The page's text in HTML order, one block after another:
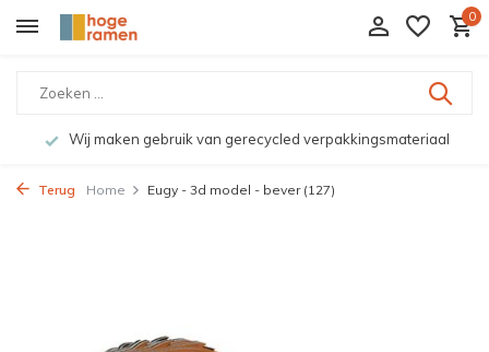
0
Wij maken gebruik van gerecycled verpakkingsmateriaal
Terug Home Eugy - 3d model - bever (127)